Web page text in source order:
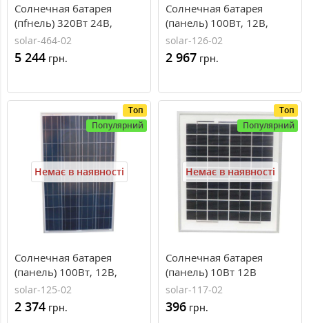
Сoлнечная бaтарея
(пfнель) 320Вт 24В,
поликристаллическая,
PLM-320P-72, Perlight
Solar
solar-464-02
5 244 грн.
Солнечная батарея
(панель) 100Вт, 12В,
монокристаллическая,
PLM-100M-36, Perlight
Solar
solar-126-02
2 967 грн.
Топ
Популярний
Немає в наявності
Солнечная батарея
(панель) 100Вт, 12В,
поликристаллическая,
PLM-100P-36, Perlight
Solar
solar-125-02
2 374 грн.
Топ
Популярний
Немає в наявності
Солнечная батарея
(панель) 10Вт 12В
поликристаллическая,
Perlight Solar
solar-117-02
396 грн.